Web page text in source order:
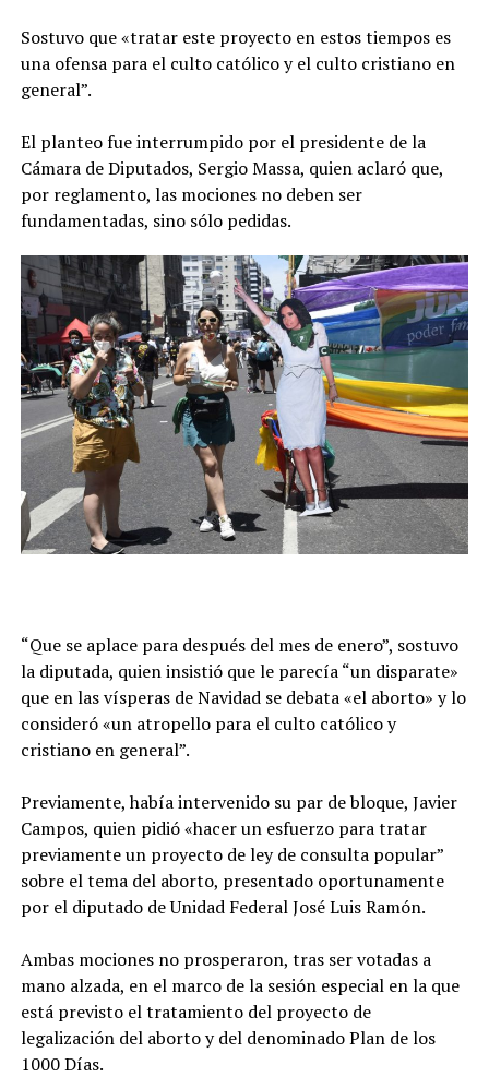
Sostuvo que «tratar este proyecto en estos tiempos es
una ofensa para el culto católico y el culto cristiano en
general”.
El planteo fue interrumpido por el presidente de la
Cámara de Diputados, Sergio Massa, quien aclaró que,
por reglamento, las mociones no deben ser
fundamentadas, sino sólo pedidas.
“Que se aplace para después del mes de enero”, sostuvo
la diputada, quien insistió que le parecía “un disparate»
que en las vísperas de Navidad se debata «el aborto» y lo
consideró «un atropello para el culto católico y
cristiano en general”.
Previamente, había intervenido su par de bloque, Javier
Campos, quien pidió «hacer un esfuerzo para tratar
previamente un proyecto de ley de consulta popular”
sobre el tema del aborto, presentado oportunamente
por el diputado de Unidad Federal José Luis Ramón.
Ambas mociones no prosperaron, tras ser votadas a
mano alzada, en el marco de la sesión especial en la que
está previsto el tratamiento del proyecto de
legalización del aborto y del denominado Plan de los
1000 Días.